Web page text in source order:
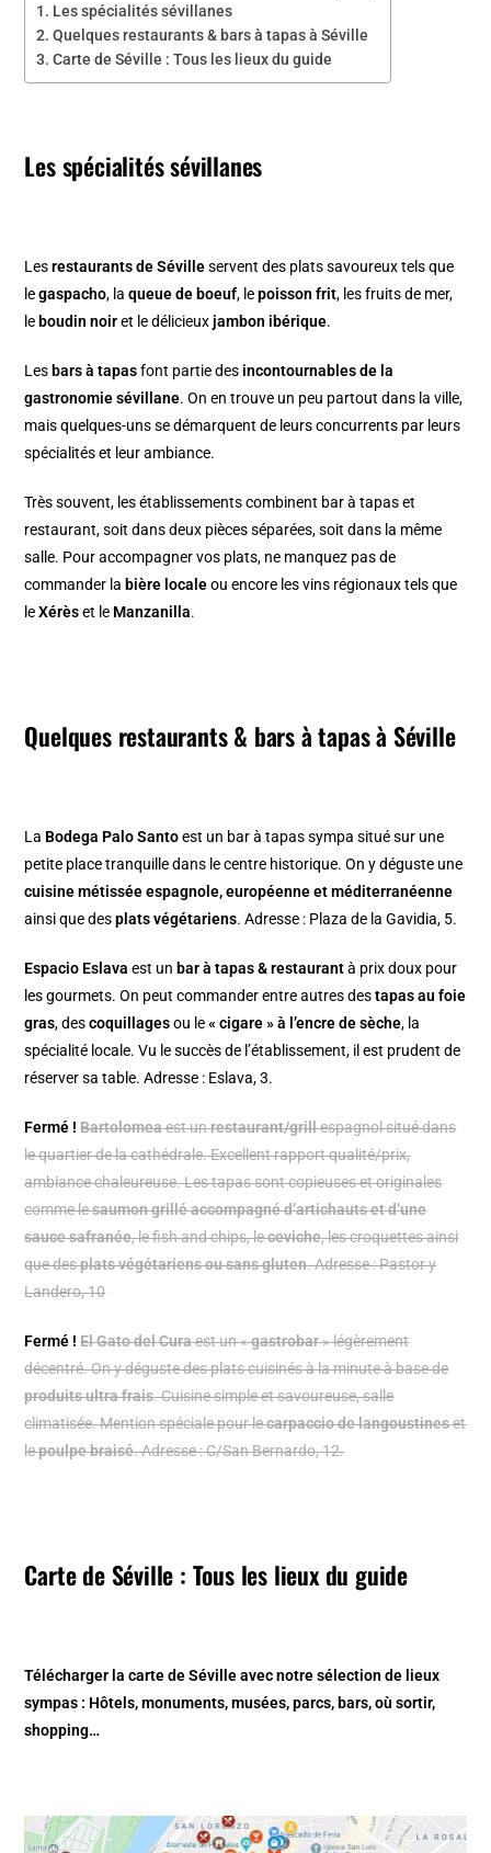
Les spécialités sévillanes
Quelques restaurants & bars à tapas à Séville
Carte de Séville : Tous les lieux du guide
Les spécialités sévillanes
Lesrestaurants de Sévilleservent des plats savoureux tels que
legaspacho, laqueue de boeuf, lepoisson frit, les fruits de mer,
le boudin noiret le délicieuxjambon ibérique.
Les bars à tapasfont partie des incontournables de la
gastronomie sévillane. On en trouve un peu partout dans la ville,
mais quelques-uns se démarquent de leurs concurrents par leurs
spécialités et leur ambiance.
Très souvent, les établissements combinent bar à tapas et
restaurant, soit dans deux pièces séparées, soit dans la même
salle. Pour accompagner vos plats, ne manquez pas de
commander la bière localeou encore les vins régionaux tels que
leXérèset le Manzanilla.
Quelques restaurants & bars à tapas à Séville
La Bodega Palo Santoest un bar à tapas sympa situé sur une
petite place tranquille dans le centre historique. On y déguste une
cuisine métissée espagnole, européenne et méditerranéenne
ainsi que desplats végétariens. Adresse : Plaza de la Gavidia, 5.
Espacio Eslava est un bar à tapas & restaurantà prix doux pour
les gourmets. On peut commander entre autres destapas au foie
gras, descoquillagesou le« cigare » à l’encre de sèche, la
spécialité locale. Vu le succès de l’établissement, il est prudent de
réserver sa table. Adresse : Eslava, 3.
Fermé !Bartolomeaest unrestaurant/grillespagnol situé dans
le quartier de la cathédrale. Excellent rapport qualité/prix,
ambiance chaleureuse. Les tapas sont copieuses et originales
comme lesaumon grillé accompagné d’artichauts et d’une
sauce safranée, le fish and chips, leceviche, les croquettes ainsi
que desplats végétariens ou sans gluten. Adresse : Pastor y
Landero, 10
Fermé !El Gato del Curaest un «gastrobar» légèrement
décentré. On y déguste des plats cuisinés à la minute à base de
produits ultra frais. Cuisine simple et savoureuse, salle
climatisée. Mention spéciale pour lecarpaccio de langoustineset
lepoulpe braisé. Adresse : C/San Bernardo, 12.
Carte de Séville : Tous les lieux du guide
Télécharger la carte de Sévilleavec notre sélection de lieux
sympas : Hôtels, monuments, musées, parcs, bars, où sortir,
shopping…